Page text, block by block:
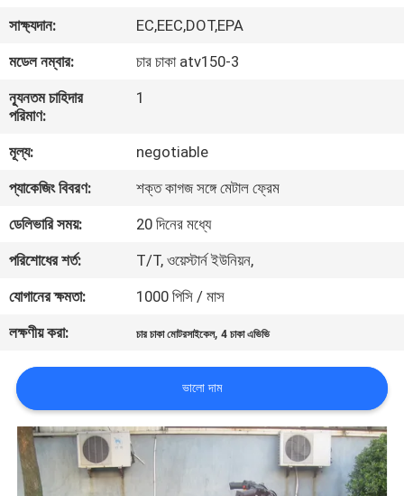
কারখানা
ভ্রমণ
নিয়ন্ত্রণ
যোগাযোগ
করুন
উদ্ধৃতির
জন্য
আবেদন
সাইট
ম্যাপ
সাক্ষ্যদান:
EC,EEC,DOT,EPA
মডেল নম্বার:
চার চাকা atv150-3
ন্যূনতম চাহিদার
পরিমাণ:
1
মূল্য:
negotiable
প্যাকেজিং বিবরণ:
শক্ত কাগজ সঙ্গে মেটাল ফ্রেম
ডেলিভারি সময়:
20 দিনের মধ্যে
পরিশোধের শর্ত:
T/T, ওয়েস্টার্ন ইউনিয়ন,
যোগানের ক্ষমতা:
1000 পিসি / মাস
লক্ষণীয় করা:
চার চাকা মোটরসাইকেল,4 চাকা এভিভি
ভালো দাম